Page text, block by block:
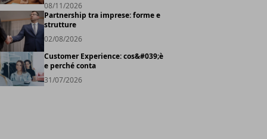
08/11/2026
Partnership tra imprese: forme e
strutture
02/08/2026
Customer Experience: cos&#039;è
e perché conta
31/07/2026